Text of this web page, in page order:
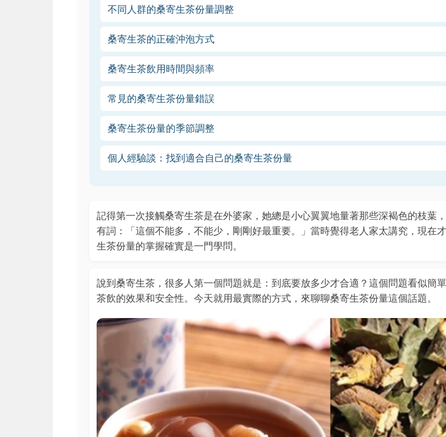
不同人群的桑寄生茶份量調整
桑寄生茶的正確沖泡方式
桑寄生茶飲用時間與頻率
常見的桑寄生茶份量錯誤
桑寄生茶份量的季節調整
個人經驗談：找到適合自己的桑寄生茶份量
記得第一次接觸桑寄生茶是在外婆家，她總是小心翼翼地量著那些深褐色的枝葉
有詞：「這個不能多，不能少，剛剛好最重要。」當時覺得老人家太講究，現在
生茶份量的掌握確實是一門學問。
說到桑寄生茶，很多人第一個問題就是：到底要放多少才合適？這個問題看似簡
茶飲的效果和安全性。今天就用最實際的方式，來聊聊桑寄生茶份量這個話題。